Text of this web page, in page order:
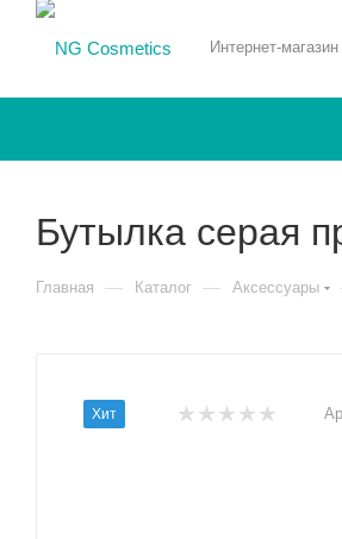
Интернет-
Бутылка серая
Главная — Каталог — Аксессуары
Хит